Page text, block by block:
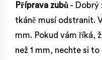
Příprava zubů - Dobrý
tkáně musí odstranit.
mm. Pokud vám říká,
než 1 mm, nechte si